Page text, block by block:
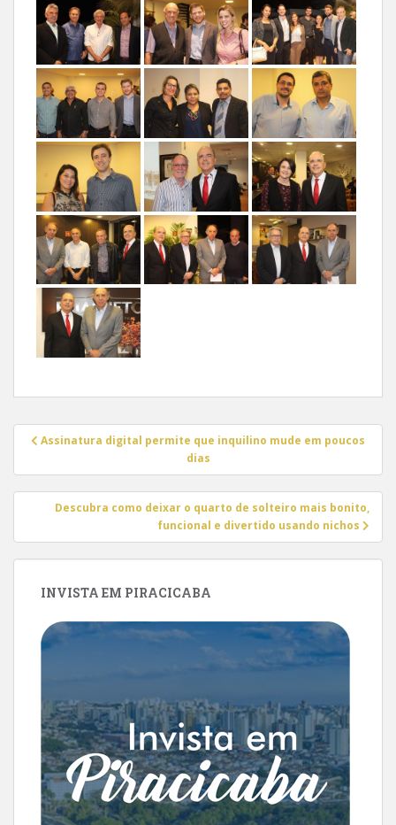
Navegação
Post
Assinatura digital permite que inquilino mude em poucos
dias
Descubra como deixar o quarto de solteiro mais bonito,
funcional e divertido usando nichos
INVISTA EM PIRACICABA